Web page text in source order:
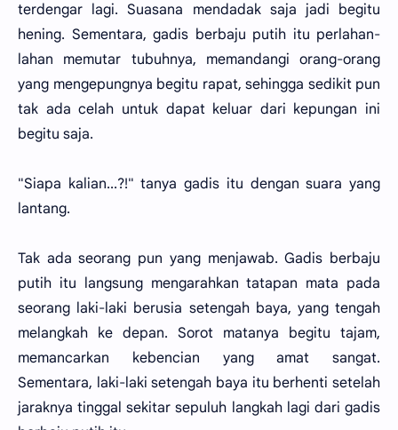
terdengar lagi. Suasana mendadak saja jadi begitu
hening. Sementara, gadis berbaju putih itu perlahan-
lahan memutar tubuhnya, memandangi orang-orang
yang mengepungnya begitu rapat, sehingga sedikit pun
tak ada celah untuk dapat keluar dari kepungan ini
begitu saja.
"Siapa kalian...?!" tanya gadis itu dengan suara yang
lantang.
Tak ada seorang pun yang menjawab. Gadis berbaju
putih itu langsung mengarahkan tatapan mata pada
seorang laki-laki berusia setengah baya, yang tengah
melangkah ke depan. Sorot matanya begitu tajam,
memancarkan kebencian yang amat sangat.
Sementara, laki-laki setengah baya itu berhenti setelah
jaraknya tinggal sekitar sepuluh langkah lagi dari gadis